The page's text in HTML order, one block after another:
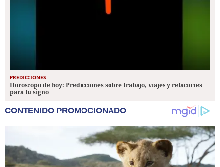
PREDICCIONES
Horóscopo de hoy: Predicciones sobre trabajo, viajes y relaciones
para tu signo
CONTENIDO PROMOCIONADO